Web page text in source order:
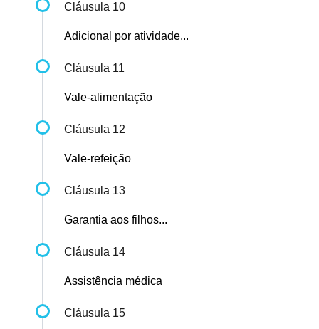
Cláusula 10
Adicional por atividade...
Cláusula 11
Vale-alimentação
Cláusula 12
Vale-refeição
Cláusula 13
Garantia aos filhos...
Cláusula 14
Assistência médica
Cláusula 15